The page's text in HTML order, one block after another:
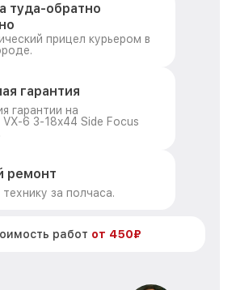
туда-обратно
прицел курьером в
гарантия
гарантии на
6 3-18x44 Side Focus
ремонт
за полчаса.
работ от 450₽